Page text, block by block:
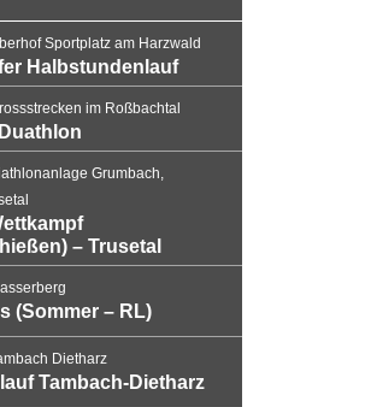
Sportplatz am Harzwald
Halbstundenlauf
im Roßbachtal
Grumbach,
– Trusetal
(Sommer – RL)
Dietharz
Tambach-Dietharz